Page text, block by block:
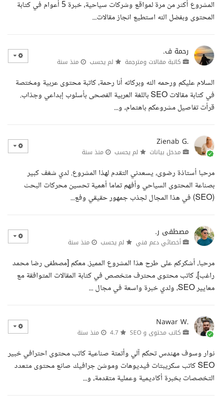
المشروع أكثر من مرة لمواقع وشركات سياحية، خبرة 5 أعوام في كتابة
المحتوى وبفضل الله استطيع انجاز مقالات...
رحمة ف.
كاتبة مقالات ومترجمة لم يحسب منذ سنة
السلام عليكم ورحمه الله وبركاته أنا رحمة، كاتبة محتوى عربية ومختصة
في كتابة مقالات SEO باللغة العربية الفصحى بأسلوب إبداعي وجذاب.
قرأت تفاصيل مشروعكم باهتمام، و...
Zienab G.
مدخل بيانات لم يحسب منذ سنة
مرحبا أستاذة رضوى، يسعدني التقدم لهذا المشروع. لدي شغف كبير
بصناعة المحتوى السياحي وأفهم تماما أهمية تحسين محركات البحث
(SEO) في هذا المجال لجذب جمهور حقيقي وفع...
مصطفى ر.
أخصائي دعم فني لم يحسب منذ سنة
مرحبا، أشكركم على طرح هذا المشروع المميز. معكم [مصطفى رضا محمد
راغب]، كاتب محتوى محترف متخصص في كتابة المقالات المتوافقة مع
معايير SEO، ولدي خبرة واسعة في مجال ...
Nawar W.
كاتب محتوى و SEO منذ سنة
نوار وسوف مهندس تحكم آلي وأتمتة صناعية كاتب محتوى احترافي خبير
SEO كاتب سكريبتات فيديوهات وموشن جرافيك صانع محتوى متعدد
التخصصات بخبرة أكاديمية وعملية متقدمة، و...